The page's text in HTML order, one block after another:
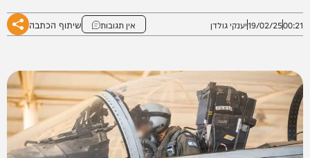
00:21
19/02/25יענקי גולדן אין תגובות שיתוף הכתבה